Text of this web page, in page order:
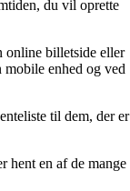
du vil oprette
online billetside eller
mobile enhed og ved
til dem, der er
hent en af de mange